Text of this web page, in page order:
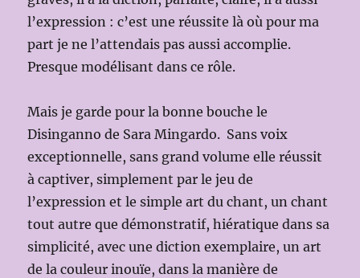
l’expression : c’est une réussite là où pour ma
part je ne l’attendais pas aussi accomplie.
Presque modélisant dans ce rôle.
Mais je garde pour la bonne bouche le
Disinganno de Sara Mingardo. Sans voix
exceptionnelle, sans grand volume elle réussit
à captiver, simplement par le jeu de
l’expression et le simple art du chant, un chant
tout autre que démonstratif, hiératique dans sa
simplicité, avec une diction exemplaire, un art
de la couleur inouïe, dans la manière de